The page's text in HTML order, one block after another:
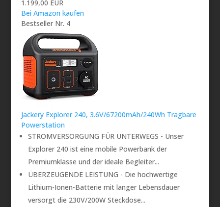
1.199,00 EUR
Bei Amazon kaufen
Bestseller Nr. 4
Jackery Explorer 240, 3.6V/67200mAh/240Wh Tragbare
Powerstation
STROMVERSORGUNG FÜR UNTERWEGS - Unser
Explorer 240 ist eine mobile Powerbank der
Premiumklasse und der ideale Begleiter...
ÜBERZEUGENDE LEISTUNG - Die hochwertige
Lithium-Ionen-Batterie mit langer Lebensdauer
versorgt die 230V/200W Steckdose...